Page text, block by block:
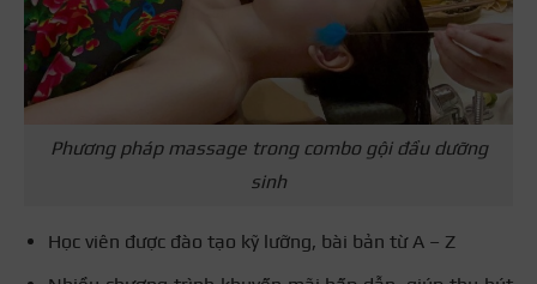
Phương pháp massage trong combo gội đầu dưỡng
sinh
Học viên được đào tạo kỹ lưỡng, bài bản từ A – Z